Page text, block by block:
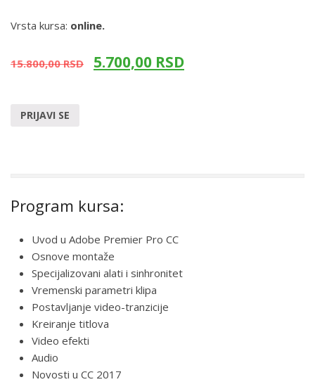
Vrsta kursa: online.
15.800,00RSD 5.700,00 RSD
PRIJAVI SE
Program kursa:
Uvod u Adobe Premier Pro CC
Osnove montaže
Specijalizovani alati i sinhronitet
Vremenski parametri klipa
Postavljanje video-tranzicije
Kreiranje titlova
Video efekti
Audio
Novosti u CC 2017